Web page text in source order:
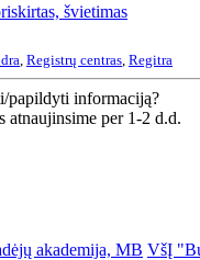
švietimas
Registrų centras Regitra
papildyti informaciją?
per 1-2 d.d.
akademija, MB VšĮ